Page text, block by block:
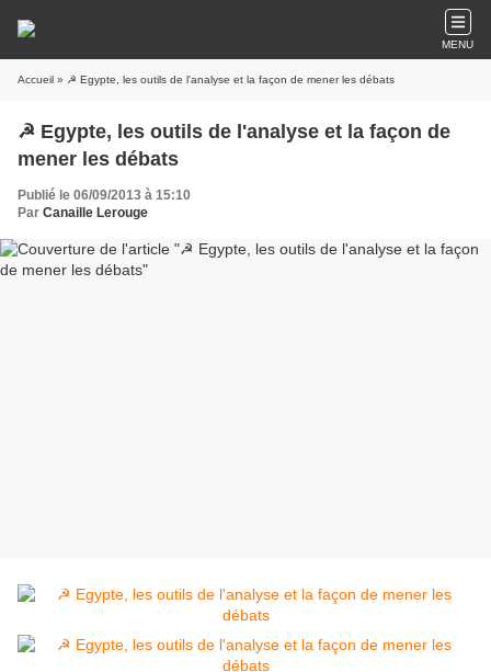
MENU
Accueil » ☭ Egypte, les outils de l'analyse et la façon de mener les débats
☭ Egypte, les outils de l'analyse et la façon de
mener les débats
Publié le 06/09/2013 à 15:10
Par Canaille Lerouge